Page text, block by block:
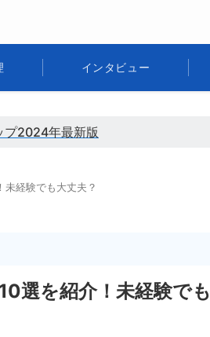
インタビュー
プ2024年最新版
経験でも大丈夫？
選を紹介！未経験でも